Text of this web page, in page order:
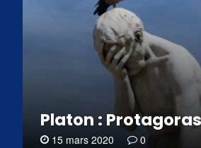
Platon :
15 mars 2020 0